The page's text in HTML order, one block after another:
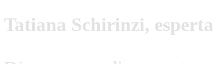
Tatiana Schirinzi, esperta